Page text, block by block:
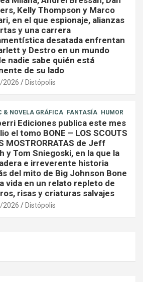
Kelly Thompson y Marco
en el que espionaje, alianzas
y una carrera
desatada enfrentan
y Destro en un mundo
nadie sabe quién está
de su lado
2026 Distópolis
& NOVELA GRÁFICA FANTASÍA HUMOR
Ediciones publica este mes
el tomo BONE – LOS SCOUTS
MOSTRORRATAS de Jeff
y Tom Sniegoski, en la que la
e irreverente historia
del mito de Big Johnson Bone
vida en un relato repleto de
risas y criaturas salvajes
2026 Distópolis